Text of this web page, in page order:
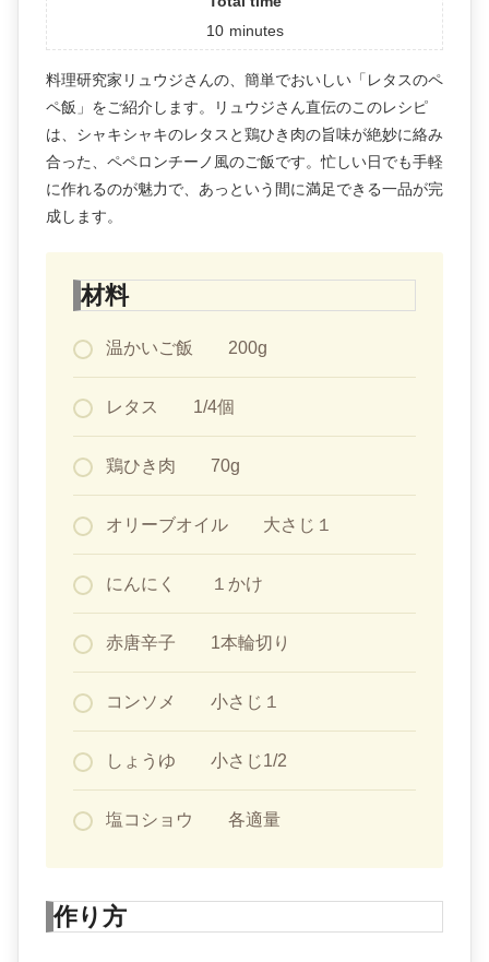
10 minutes
料理研究家リュウジさんの、簡単でおいしい「レタスのペ
ペ飯」をご紹介します。リュウジさん直伝のこのレシピ
は、シャキシャキのレタスと鶏ひき肉の旨味が絶妙に絡み
合った、ペペロンチーノ風のご飯です。忙しい日でも手軽
に作れるのが魅力で、あっという間に満足できる一品が完
成します。
材料
温かいご飯 200g
レタス 1/4個
鶏ひき肉 70g
オリーブオイル 大さじ１
にんにく １かけ
赤唐辛子 1本輪切り
コンソメ 小さじ１
しょうゆ 小さじ1/2
塩コショウ 各適量
作り方